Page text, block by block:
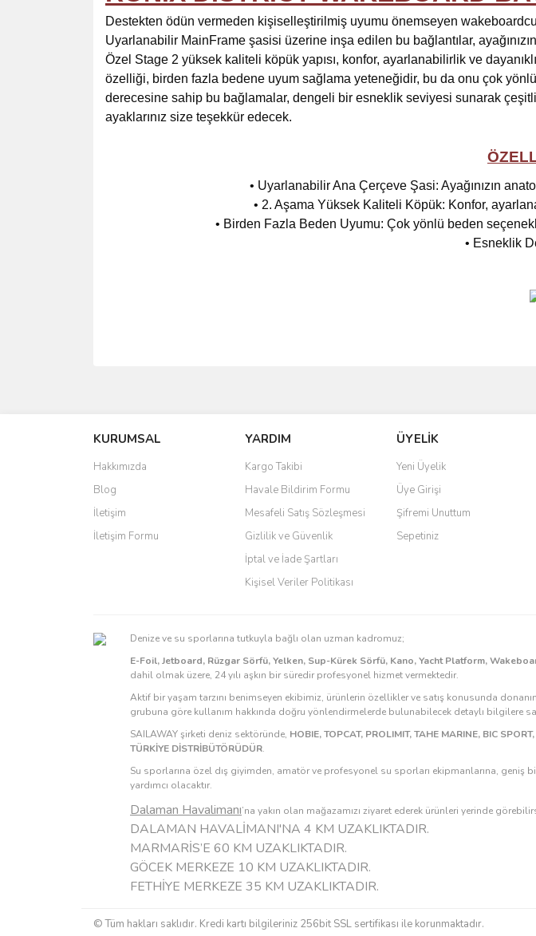
Destekten ödün vermeden kişiselleştirilmiş uyumu önemseyen
Uyarlanabilir MainFrame şasisi üzerine inşa edilen bu bağlantılar,
Özel Stage 2 yüksek kaliteli köpük yapısı, konfor, ayarlanabilirlik ve
özelliği, birden fazla bedene uyum sağlama yeteneğidir, bu da onu çok
derecesine sahip bu bağlamalar, dengeli bir esneklik seviyesi sunarak
ayaklarınız size teşekkür edecek.
• Uyarlanabilir Ana Çerçeve Şasi: Ayağınızın
• 2. Aşama Yüksek Kaliteli Köpük: Konfor,
• Birden Fazla Beden Uyumu: Çok yönlü beden
• Esneklik
Ürün resmi kalitesiz, bozuk veya görüntülenemiyor.
Ürün açıklamasında eksik bilgiler bulunuyor.
Ürün bilgilerinde hatalar bulunuyor.
Ürün fiyatı diğer sitelerden daha pahalı.
Bu ürüne benzer farklı alternatifler olmalı.
KURUMSAL
Hakkımızda
Blog
İletişim
İletişim Formu
YARDIM
Kargo Takibi
Havale Bildirim Formu
Mesafeli Satış Sözleşmesi
Gizlilik ve Güvenlik
İptal ve İade Şartları
Kişisel Veriler Politikası
ÜYELİK
Yeni Üyelik
Üye Girişi
Şifremi Unuttum
Sepetiniz
Denize ve su sporlarına tutkuyla bağlı olan uzman kadromuz;
E-Foil, Jetboard, Rüzgar Sörfü, Yelken, Sup-Kürek Sörfü, Kano, Yacht Platform,
dahil olmak üzere, 24 yılı aşkın bir süredir profesyonel hizmet vermektedir.
Aktif bir yaşam tarzını benimseyen ekibimiz, ürünlerin özellikler ve satış konusunda
grubuna göre kullanım hakkında doğru yönlendirmelerde bulunabilecek detaylı bilgilere
SAILAWAY şirketi deniz sektöründe, HOBIE, TOPCAT, PROLIMIT, TAHE MARINE, BIC
TÜRKİYE DİSTRİBÜTÖRÜDÜR.
Su sporlarına özel dış giyimden, amatör ve profesyonel su sporları ekipmanlarına, geniş
yardımcı olacaktır.
Dalaman Havalimanı’na yakın olan mağazamızı ziyaret ederek ürünleri yerinde
DALAMAN HAVALİMANI'NA 4 KM UZAKLIKTADIR.
MARMARİS’E 60 KM UZAKLIKTADIR.
GÖCEK MERKEZE 10 KM UZAKLIKTADIR.
FETHİYE MERKEZE 35 KM UZAKLIKTADIR.
© Tüm hakları saklıdır. Kredi kartı bilgileriniz 256bit SSL sertifikası ile korunmaktadır.